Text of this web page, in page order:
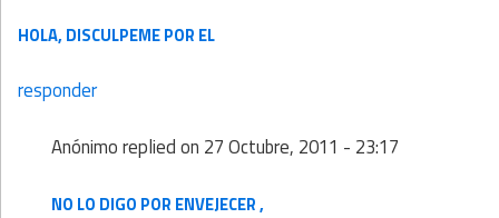
HOLA, DISCULPEME POR EL
responder
Anónimoreplied on 27 Octubre, 2011 - 23:17
NO LO DIGO POR ENVEJECER ,